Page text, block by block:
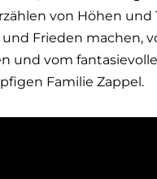
von Höhen und
Frieden machen,
und vom
Familie Zappel.